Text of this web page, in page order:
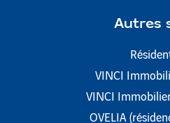
Autres
VINCI
VINCI
OVELIA